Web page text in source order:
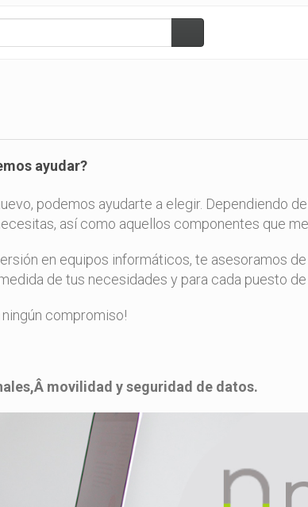
ayudar?
podemos ayudarte a elegir. Dependiendo
así como aquellos componentes que
en equipos informáticos, te asesoramos
de tus necesidades y para cada puesto de
compromiso!
movilidad y seguridad de datos.